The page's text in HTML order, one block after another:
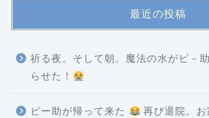
最近の投稿
祈る夜。そして朝。魔法の水がピ－
らせた！
ピー助が帰って来た
再び退院。